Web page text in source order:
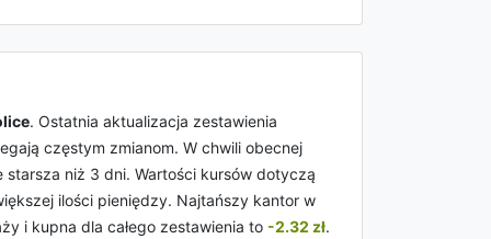
. Ostatnia aktualizacja zestawienia
częstym zmianom. W chwili obecnej
niż 3 dni. Wartości kursów dotyczą
ilości pieniędzy. Najtańszy kantor w
i kupna dla całego zestawienia to -2.32 zł.